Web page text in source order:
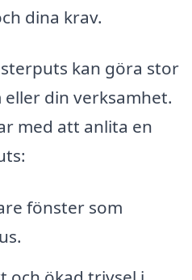
dina krav.
kan göra stor
din verksamhet.
med att anlita en
fönster som